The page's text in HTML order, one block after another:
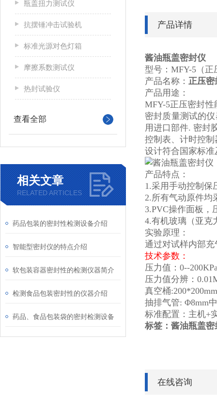
瓶盖扭力测试仪
抗摆锤冲击试验机
标准光源对色灯箱
摩擦系数测试仪
热封试验仪
查看全部
相关文章
RELATED ARTICLES
药品包装的密封性检测设备介绍
智能型密封仪的特点介绍
软包装容器密封性的检测仪器简介
检测食品包装密封性的仪器介绍
药品、食品包装袋的密封检测设备
产品详情
酱油瓶盖密封仪
型号：MFY-5（正
产品名称： 正压密
产品用途：
MFY-5正压密封
密封质量测试的
用进口部件. 密封
控制表、计时控
设计符合国家标
产品特点：
1.采用手动控制保
2.所有气动原件均
3.PVC操作面板，
4.有机玻璃（亚克
实验原理：
通过对试样内部
技术参数：
压力值：0--
压力值分辨：
真空桶
抽排气管: Φ8mm
标准配置：主机+
标签： 酱油瓶盖密
在线咨询